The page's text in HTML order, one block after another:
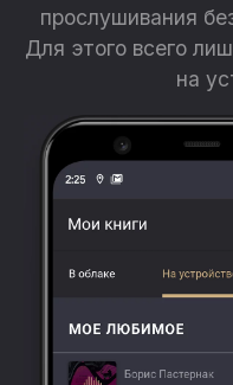
прослушивания
Для этого всего
на